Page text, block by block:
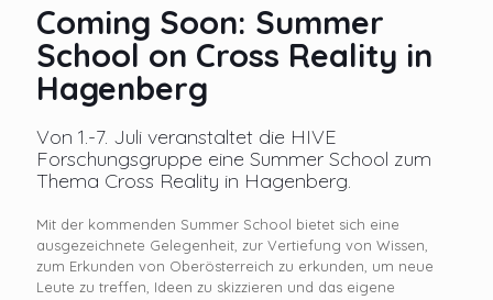
Coming Soon: Summer
School on Cross Reality in
Hagenberg
Von 1.-7. Juli veranstaltet die HIVE
Forschungsgruppe eine Summer School zum
Thema Cross Reality in Hagenberg.
Mit der kommenden Summer School bietet sich eine
ausgezeichnete Gelegenheit, zur Vertiefung von Wissen,
zum Erkunden von Oberösterreich zu erkunden, um neue
Leute zu treffen, Ideen zu skizzieren und das eigene